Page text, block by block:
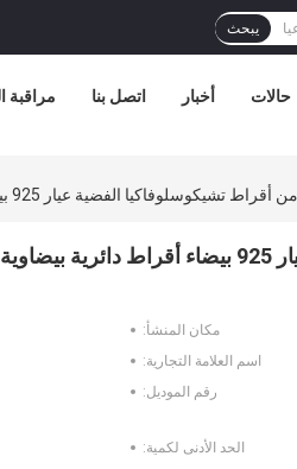
يبحث
مراقبة اتصل بنا أخبار حالات
الفضية عيار 925 بيضاء أقراط دائرية بيضاوية طويلة بحجر 1.0 مم
مم
مكان المنشأ:
اسم العلامة التجارية:
رقم الموديل:
الحد الأدنى لكمية: